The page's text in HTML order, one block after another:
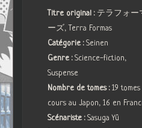
Titre original : テラフォー
ーズ, Terra Formas
Catégorie :Seinen
Genre :Science-fiction,
Suspense
Nombre de tomes :19
cours au Japon, 16 en
Scénariste :Sasuga Yû